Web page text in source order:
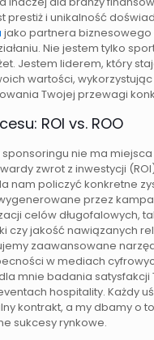
prestiż i unikalność
jako partnera biznesowego
Nie jestem tylko
Jestem liderem, który
wartości,
Twojej przewagi
ROI vs. ROO
nie ma miejsca
zwrot z inwestycji
nam policzyć konkretne
przez
celów długofalowych,
czy jakość nawiązanych
zaawansowane
w mediach
mnie badania satysfakcji
hospitality. Każdy
kontrakt, a my dbamy o
sukcesy rynkowe.